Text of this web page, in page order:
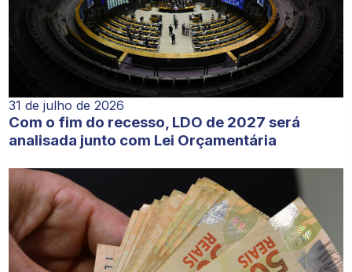
31 de julho de 2026
Com o fim do recesso, LDO de 2027 será
analisada junto com Lei Orçamentária